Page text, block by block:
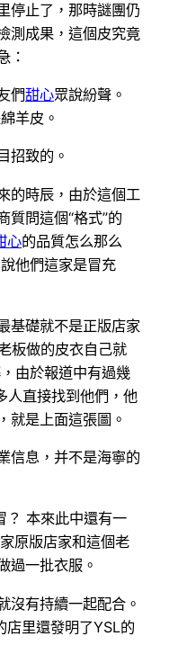
停止了，那時謎團仍
測成果，這個皮究竟
：
們甜心眾說紛聲。
羊皮。
招致的。
的時辰，由於這個工
質問這個“格式”的
心的品質怎么那么
他們這家是冒充
基礎就不是正版店家
板做的皮衣自己就
由於報道中有過幾
人直接找到他們，他
就是上面這張圖。
信息，并不是海寧的
？ 本來此中還有一
原版店家和這個老
過一批衣服。
沒有持續一起配合。
店里還發明了YSL的